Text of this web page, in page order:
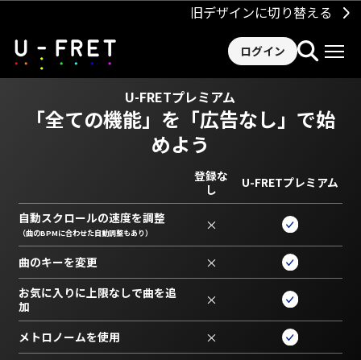
旧デザインに切り替える
ログイン
U-FRETプレミアム
「全ての機能」を 「広告なし」で始
めよう
登録な
し
U-FRETプレミアム
自動スクロールの速度を調整
（曲のBPMに合わせた自動調整もあり） ×
曲のキーを変更 ×
お気に入りに上限なしで曲を追
加
×
メトロノームを使用 ×